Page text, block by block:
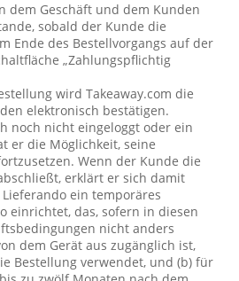
dem Geschäft und dem Kunden
sobald der Kunde die
Ende des Bestellvorgangs auf der
„Zahlungspflichtig
wird Takeaway.com die
elektronisch bestätigen.
noch nicht eingeloggt oder ein
er die Möglichkeit, seine
Wenn der Kunde die
erklärt er sich damit
ein temporäres
einrichtet, das, sofern in diesen
nicht anders
dem Gerät aus zugänglich ist,
Bestellung verwendet, und (b) für